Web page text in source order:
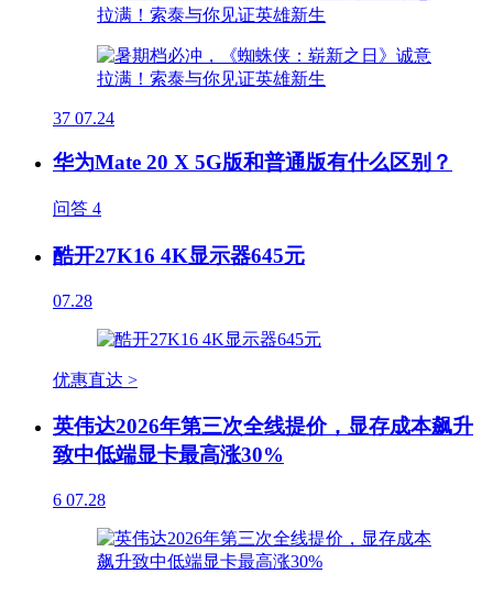
37 07.24
华为Mate 20 X 5G版和普通版有什么区别？
问答 4
酷开27K16 4K显示器645元
07.28
优惠直达 >
英伟达2026年第三次全线提价，显存成本飙升
致中低端显卡最高涨30%
6 07.28